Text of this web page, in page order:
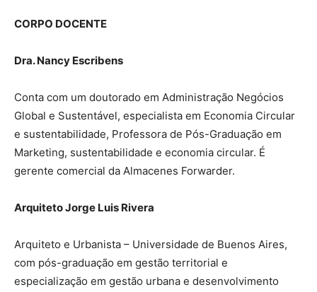
CORPO DOCENTE
Dra. Nancy Escribens
Conta com um doutorado em Administração Negócios
Global e Sustentável, especialista em Economia Circular
e sustentabilidade, Professora de Pós-Graduação em
Marketing, sustentabilidade e economia circular. É
gerente comercial da Almacenes Forwarder.
Arquiteto Jorge Luis Rivera
Arquiteto e Urbanista – Universidade de Buenos Aires,
com pós-graduação em gestão territorial e
especialização em gestão urbana e desenvolvimento